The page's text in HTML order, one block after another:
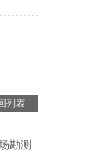
列表
勘测